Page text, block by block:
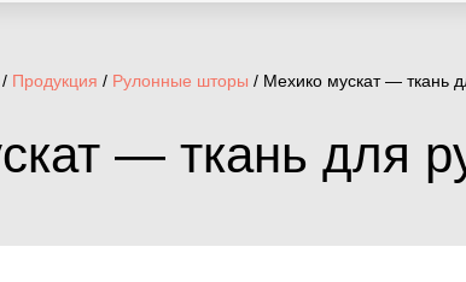
/ Продукция / Рулонные шторы / Мехико мускат — ткань
— ткань для